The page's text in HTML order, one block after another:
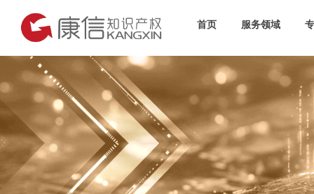
首页 服务领域